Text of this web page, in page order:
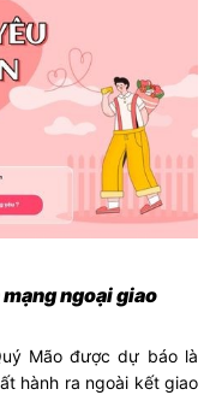
ngoại giao
Mão được dự báo là
hành ra ngoài kết giao